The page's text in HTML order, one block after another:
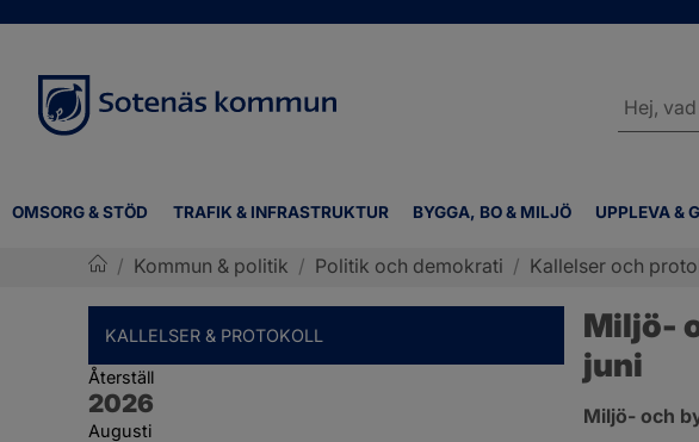
OMSORG & STÖD TRAFIK & INFRASTRUKTUR BYGGA, BO & MILJÖ UPPLEVA &
/ Kommun & politik / Politik och demokrati / Kallelser och
KALLELSER & PROTOKOLL
Återställ
År:
2026
Augusti
Miljö-
juni
Miljö- och